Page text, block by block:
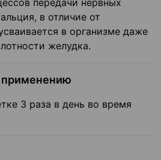
передачи нервных
в отличие от
в организме даже
желудка.
3 раза в день во время